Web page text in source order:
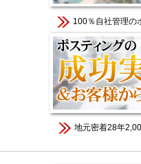
100％自社管理の
地元密着28年